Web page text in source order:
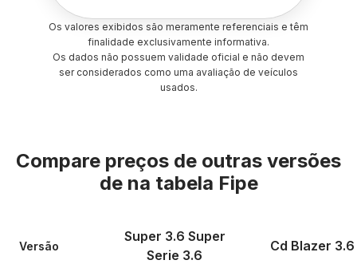
Os valores exibidos são meramente referenciais e têm
finalidade exclusivamente informativa.
Os dados não possuem validade oficial e não devem
ser considerados como uma avaliação de veículos
usados.
Compare preços de outras versões
de na tabela Fipe
Versão
Super 3.6 Super
Serie 3.6
Cd Blazer 3.6